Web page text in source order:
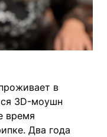
в
3D-моушн
время
Два года